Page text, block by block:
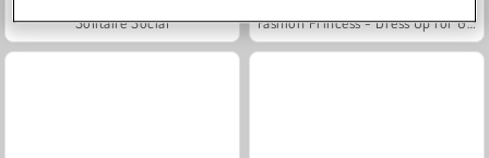
Solitaire Social Fashion Princess - Dress Up for Girls